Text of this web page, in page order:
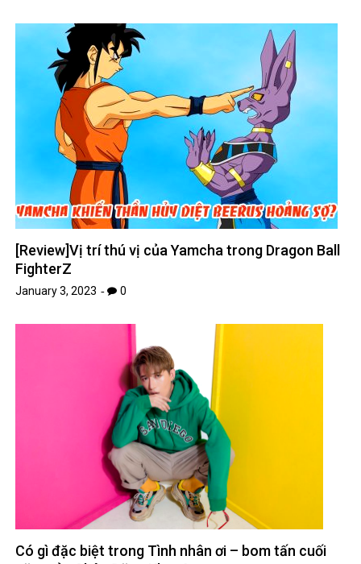
[Review]Vị trí thú vị của Yamcha trong Dragon Ball
FighterZ
January 3, 2023 0
Có gì đặc biệt trong Tình nhân ơi – bom tấn cuối